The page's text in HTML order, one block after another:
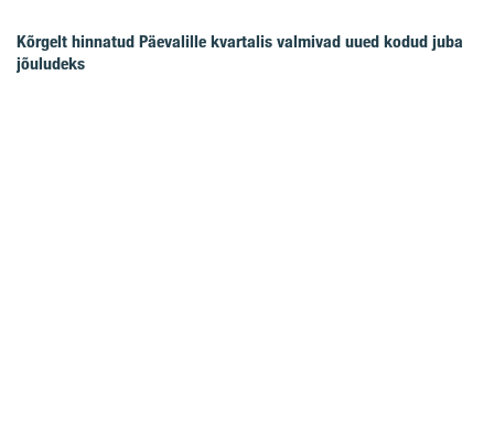
Kõrgelt hinnatud Päevalille kvartalis valmivad uued kodud juba
jõuludeks